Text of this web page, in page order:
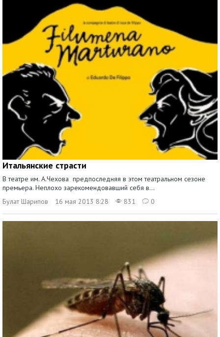
Итальянские страсти
В театре им. А.Чехова предпоследняя в этом театральном сезоне
премьера. Неплохо зарекомендовавший себя в...
Булат Шарипов
16 мая 2013 8:28 831 0